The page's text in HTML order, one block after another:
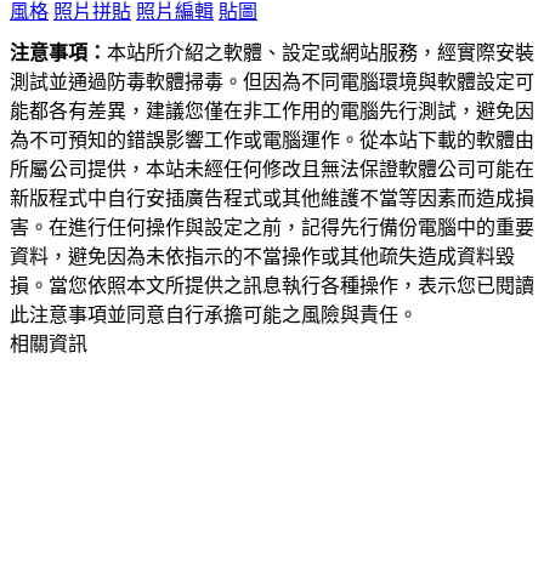
風格 照片拼貼 照片編輯 貼圖
注意事項： 本站所介紹之軟體、設定或網站服務，經實際安裝
測試並通過防毒軟體掃毒。但因為不同電腦環境與軟體設定可
能都各有差異，建議您僅在非工作用的電腦先行測試，避免因
為不可預知的錯誤影響工作或電腦運作。從本站下載的軟體由
所屬公司提供，本站未經任何修改且無法保證軟體公司可能在
新版程式中自行安插廣告程式或其他維護不當等因素而造成損
害。在進行任何操作與設定之前，記得先行備份電腦中的重要
資料，避免因為未依指示的不當操作或其他疏失造成資料毀
損。當您依照本文所提供之訊息執行各種操作，表示您已閱讀
此注意事項並同意自行承擔可能之風險與責任。
相關資訊